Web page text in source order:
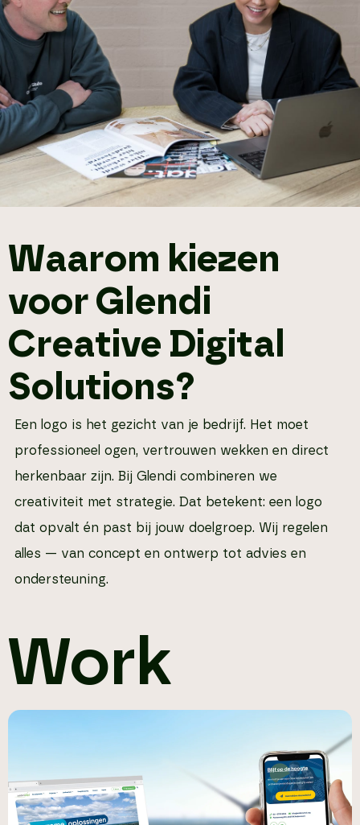
Waarom kiezen
voor Glendi
Creative Digital
Solutions?
Een logo is het gezicht van je bedrijf. Het moet
professioneel ogen, vertrouwen wekken en direct
herkenbaar zijn. Bij Glendi combineren we
creativiteit met strategie. Dat betekent: een logo
dat opvalt én past bij jouw doelgroep. Wij regelen
alles — van concept en ontwerp tot advies en
ondersteuning.
Work